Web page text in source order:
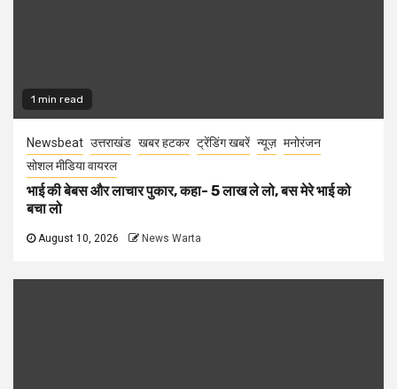
1 min read
Newsbeat उत्तराखंड खबर हटकर ट्रेंडिंग खबरें न्यूज़ मनोरंजन
सोशल मीडिया वायरल
भाई की बेबस और लाचार पुकार, कहा- 5 लाख ले लो, बस मेरे भाई को
बचा लो
August 10, 2026 News Warta